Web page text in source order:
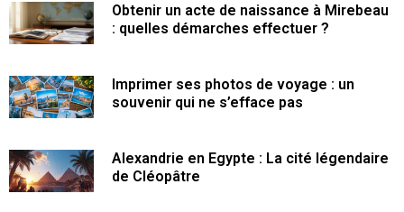
Obtenir un acte de naissance à Mirebeau
: quelles démarches effectuer ?
Imprimer ses photos de voyage : un
souvenir qui ne s’efface pas
Alexandrie en Egypte : La cité légendaire
de Cléopâtre